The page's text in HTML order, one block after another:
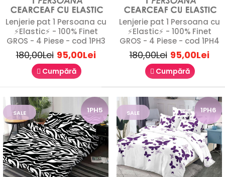
1P3
SALE
Lenjerie pat 1 Persoana cu
⚡Elastic⚡ - 100% Finet
GROS - 4 Piese - cod 1PH3
180,00Lei 95,00Lei
Cumpără
Lenjerie pat 1 Persoana cu
⚡Elastic⚡ - 100% Finet
GROS - 4 Piese - cod 1PH4
180,00Lei 95,00Lei
Cumpără
1PH5
SALE 1PH6
SALE